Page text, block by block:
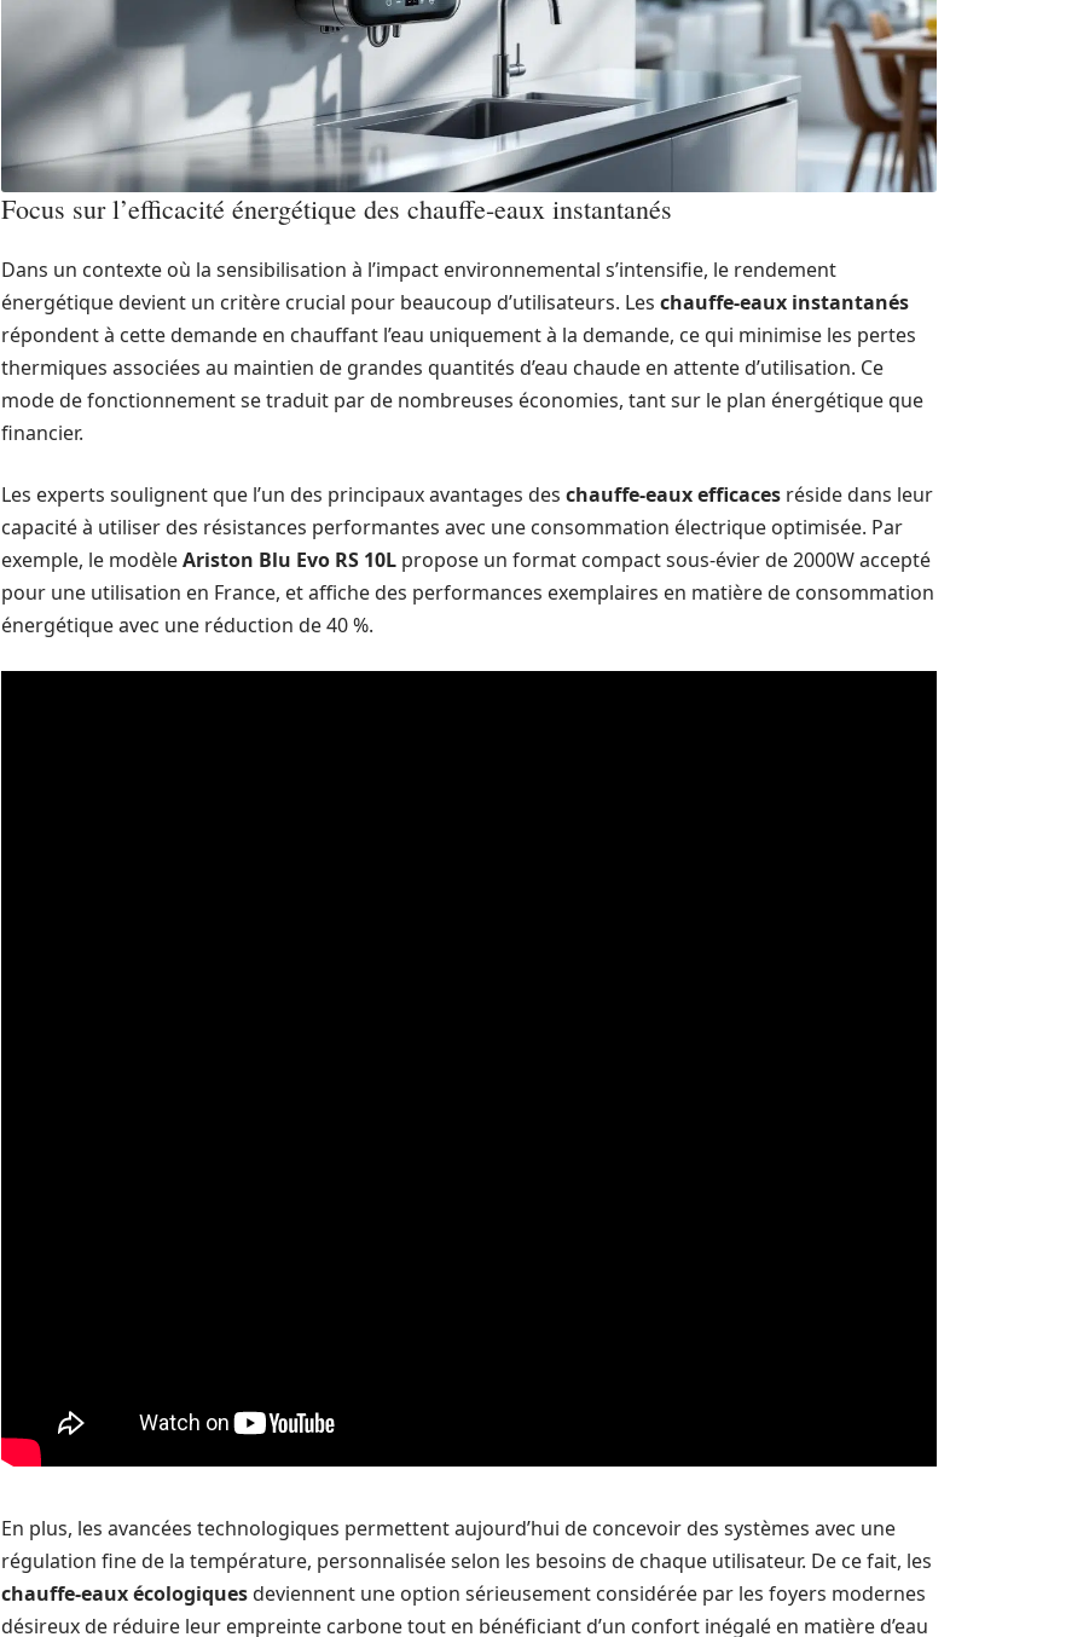
Focus sur l’efficacité énergétique des chauffe-eaux instantanés
Dans un contexte où la sensibilisation à l’impact environnemental s’intensifie, le rendement
énergétique devient un critère crucial pour beaucoup d’utilisateurs. Les chauffe-eaux instantanés
répondent à cette demande en chauffant l’eau uniquement à la demande, ce qui minimise les pertes
thermiques associées au maintien de grandes quantités d’eau chaude en attente d’utilisation. Ce
mode de fonctionnement se traduit par de nombreuses économies, tant sur le plan énergétique que
financier.
Les experts soulignent que l’un des principaux avantages des chauffe-eaux efficaces réside dans leur
capacité à utiliser des résistances performantes avec une consommation électrique optimisée. Par
exemple, le modèleAriston Blu Evo RS 10L propose un format compact sous-évier de 2000W accepté
pour une utilisation en France, et affiche des performances exemplaires en matière de consommation
énergétique avec une réduction de 40 %.
En plus, les avancées technologiques permettent aujourd’hui de concevoir des systèmes avec une
régulation fine de la température, personnalisée selon les besoins de chaque utilisateur. De ce fait, les
chauffe-eaux écologiquesdeviennent une option sérieusement considérée par les foyers modernes
désireux de réduire leur empreinte carbone tout en bénéficiant d’un confort inégalé en matière d’eau